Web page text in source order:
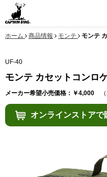
ホーム 商品情報 モンテ モンテ
UF-40
モンテ カセットコンロ
メーカー希望小売価格：￥4,000
オンラインストアで